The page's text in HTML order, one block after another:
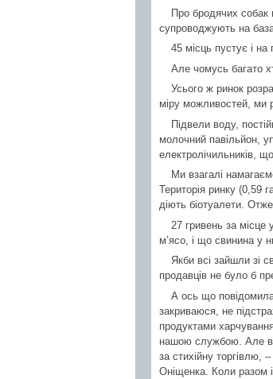
Про бродячих собак
супроводжують на
45 місць пустує і
Але чомусь багато
Усього ж ринок
міру можливостей, ми
Підвели воду,
молочний павільйон,
електролічильників,
Ми взагалі
Територія ринку (0,59
діють біотуалети.
27 гривень за місце
м’ясо, і що свинина у
Якби всі зайшли зі
продавців не було б
А ось що
закриваюся, не
продуктами
нашою службою. Але
за стихійну торгівлю,
Оніщенка. Коли разом